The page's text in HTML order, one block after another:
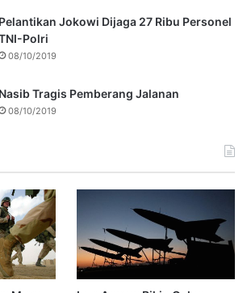
Pelantikan Jokowi Dijaga 27 Ribu Personel
Polri
08/10/2019
Nasib Tragis Pemberang Jalanan
08/10/2019